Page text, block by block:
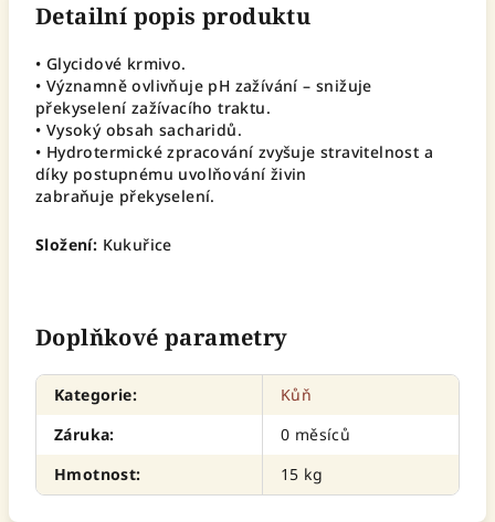
Detailní popis produktu
• Glycidové krmivo.
• Významně ovlivňuje pH zažívání – snižuje
překyselení zažívacího traktu.
• Vysoký obsah sacharidů.
• Hydrotermické zpracování zvyšuje stravitelnost a
díky postupnému uvolňování živin
zabraňuje překyselení.
Složení: Kukuřice
Doplňkové parametry
Kategorie:
Kůň
Záruka:
0 měsíců
Hmotnost: 15 kg